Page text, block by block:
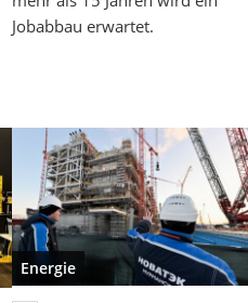
Jobabbau erwartet.
Energie